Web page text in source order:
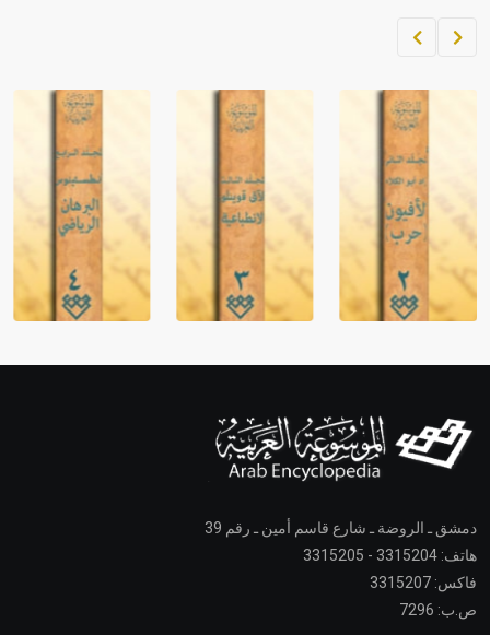
دمشق ـ الروضة ـ شارع قاسم أمين ـ رقم 39
هاتف: 3315204 - 3315205
فاكس: 3315207
ص.ب: 7296